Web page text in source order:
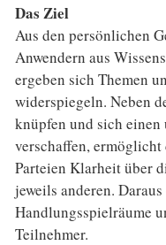
Das Ziel
Aus den persönlichen
Anwendern aus
ergeben sich Themen
widerspiegeln. Neben
knüpfen und sich
verschaffen,
Parteien Klarheit über
jeweils anderen.
Handlungsspielräume
Teilnehmer.